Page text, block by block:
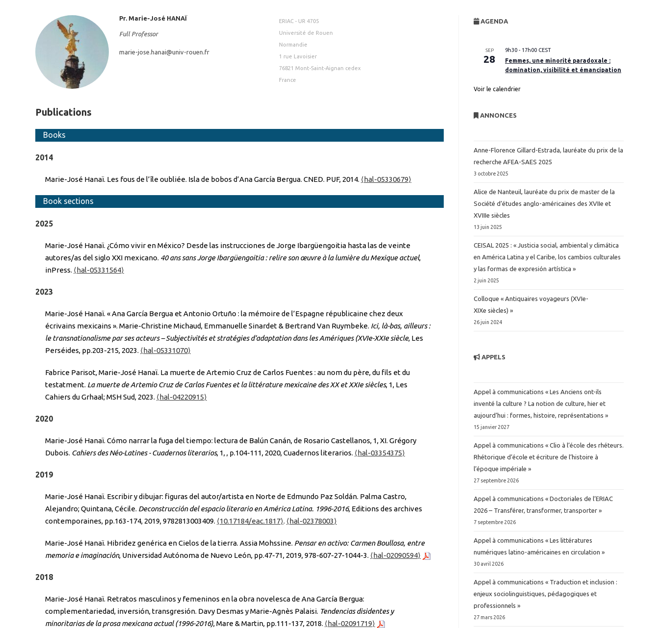
ERIAC - UR 4705
Université de Rouen
Normandie
1 rue Lavoisier
76821 Mont-Saint-Aignan cedex
France
Pr. Marie-José HANAÏ
Full Professor
marie-jose.hanai@univ-rouen.fr
Publications
Books
2014
Marie-José Hanaï. Les fous de l’île oubliée. Isla de bobos d’Ana García Bergua. CNED. PUF, 2014. ⟨hal-05330679⟩
Book sections
2025
Marie-José Hanaï. ¿Cómo vivir en México? Desde las instrucciones de Jorge Ibargüengoitia hasta las de veinte
autores/as del siglo XXI mexicano. 40 ans sans Jorge Ibargüengoitia : relire son œuvre à la lumière du Mexique actuel,
inPress. ⟨hal-05331564⟩
2023
Marie-José Hanaï. « Ana García Bergua et Antonio Ortuño : la mémoire de l’Espagne républicaine chez deux
écrivains mexicains ». Marie-Christine Michaud, Emmanuelle Sinardet & Bertrand Van Ruymbeke. Ici, là-bas, ailleurs :
le transnationalisme par ses acteurs – Subjectivités et stratégies d’adaptation dans les Amériques (XVIe-XXIe siècle, Les
Perséides, pp.203-215, 2023. ⟨hal-05331070⟩
Fabrice Parisot, Marie-José Hanaï. La muerte de Artemio Cruz de Carlos Fuentes : au nom du père, du fils et du
testatment. La muerte de Artemio Cruz de Carlos Fuentes et la littérature mexicaine des XX et XXIe siècles, 1, Les
Cahiers du Grhaal; MSH Sud, 2023. ⟨hal-04220915⟩
2020
Marie-José Hanaï. Cómo narrar la fuga del tiempo: lectura de Balún Canán, de Rosario Castellanos, 1, XI. Grégory
Dubois. Cahiers des Néo-Latines - Cuadernos literarios, 1,, p.104-111, 2020, Cuadernos literarios. ⟨hal-03354375⟩
2019
Marie-José Hanaï. Escribir y dibujar: figuras del autor/artista en Norte de Edmundo Paz Soldán. Palma Castro,
Alejandro; Quintana, Cécile. Deconstrucción del espacio literario en América Latina. 1996-2016, Editions des archives
contemporaines, pp.163-174, 2019, 9782813003409. ⟨10.17184/eac.1817⟩. ⟨hal-02378003⟩
Marie-José Hanaï. Hibridez genérica en Cielos de la tierra. Assia Mohssine. Pensar en activo: Carmen Boullosa, entre
memoria e imaginación, Universidad Autónoma de Nuevo León, pp.47-71, 2019, 978-607-27-1044-3. ⟨hal-02090594⟩
2018
Marie-José Hanaï. Retratos masculinos y femeninos en la obra novelesca de Ana García Bergua:
complementariedad, inversión, transgresión. Davy Desmas y Marie-Agnès Palaisi. Tendencias disidentes y
minoritarias de la prosa mexicana actual (1996-2016), Mare & Martin, pp.111-137, 2018. ⟨hal-02091719⟩
AGENDA
SEP
28
9h30 - 17h00 CEST
Femmes, une minorité paradoxale :
domination, visibilité et émancipation
Voir le calendrier
ANNONCES
Anne-Florence Gillard-Estrada, lauréate du prix de la
recherche AFEA-SAES 2025
3 octobre 2025
Alice de Nanteuil, lauréate du prix de master de la
Société d’études anglo-américaines des XVIIe et
XVIIIe siècles
13 juin 2025
CEISAL 2025 : « Justicia social, ambiental y climática
en América Latina y el Caribe, los cambios culturales
y las formas de expresión artística »
2 juin 2025
Colloque « Antiquaires voyageurs (XVIe-
XIXe siècles) »
26 juin 2024
APPELS
Appel à communications « Les Anciens ont-ils
inventé la culture ? La notion de culture, hier et
aujourd’hui : formes, histoire, représentations »
15 janvier 2027
Appel à communications « Clio à l’école des rhéteurs.
Rhétorique d’école et écriture de l’histoire à
l’époque impériale »
27 septembre 2026
Appel à communications « Doctoriales de l’ERIAC
2026 – Transférer, transformer, transporter »
7 septembre 2026
Appel à communications « Les littératures
numériques latino-américaines en circulation »
30 avril 2026
Appel à communications « Traduction et inclusion :
enjeux sociolinguistiques, pédagogiques et
professionnels »
27 mars 2026